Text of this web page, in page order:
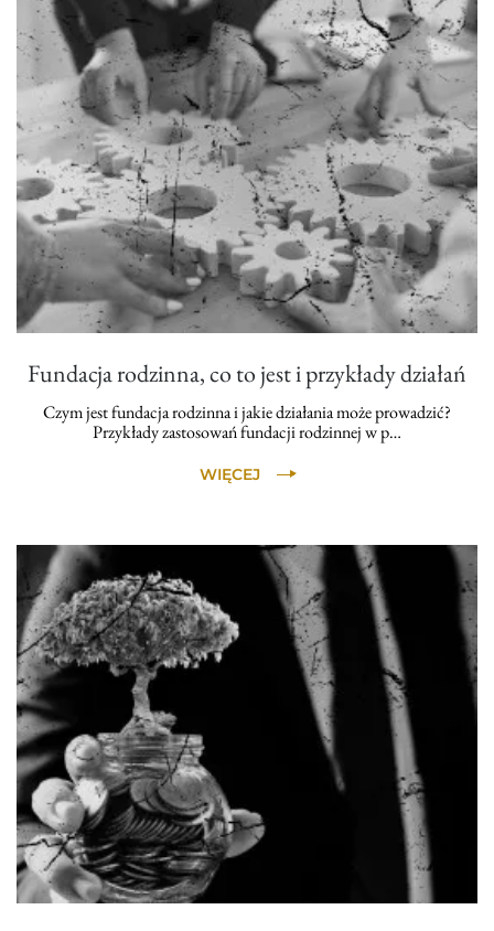
Fundacja rodzinna, co to jest i przykłady działań
Czym jest fundacja rodzinna i jakie działania może prowadzić?
Przykłady zastosowań fundacji rodzinnej w p…
WIĘCEJ